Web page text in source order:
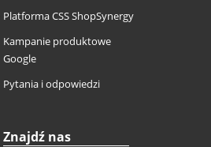
Platforma CSS ShopSynergy
Kampanie produktowe
Google
Pytania i odpowiedzi
Znajdź nas